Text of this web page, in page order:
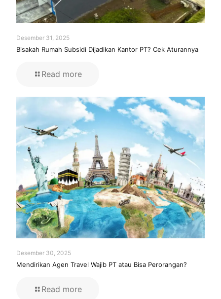
Desember 31, 2025
Bisakah Rumah Subsidi Dijadikan Kantor PT? Cek Aturannya
Read more
Desember 30, 2025
Mendirikan Agen Travel Wajib PT atau Bisa Perorangan?
Read more